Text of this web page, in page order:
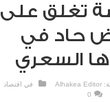
تغلق على
حاد في
السعري
Alhakea Editor في اقتصاد
0